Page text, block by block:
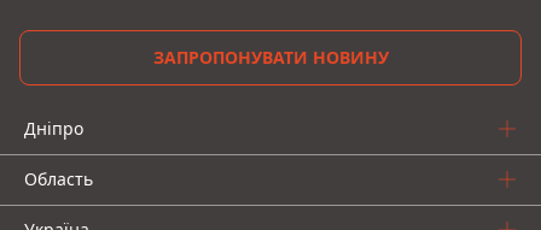
ЗАПРОПОНУВАТИ НОВИНУ
Дніпро
Область